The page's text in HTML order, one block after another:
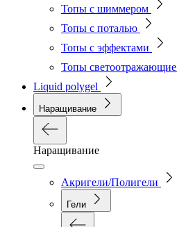
Топы с шиммером
Топы с поталью
Топы с эффектами
Топы светоотражающие
Liquid polygel
Наращивание
Наращивание
Акригели/Полигели
Гели